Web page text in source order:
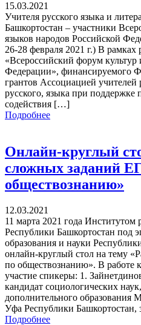
15.03.2021
Учителя русского языка и
Башкортостан – участники
языков народов Российской
26-28 февраля 2021 г.) В рамках
«Всероссийский форум культур
Федерации», финансируемого
грантов Ассоциацией учителей
русского, языка при поддержке
содействия […]
Подробнее
Онлайн-круглый
сложных заданий
обществознанию»
12.03.2021
11 марта 2021 года Институтом
Республики Башкортостан под
образования и науки
онлайн-круглый стол на тему
по обществознанию». В работе
участие спикеры: 1.
кандидат социологических
дополнительного
Уфа Республики Башкортостан,
Подробнее